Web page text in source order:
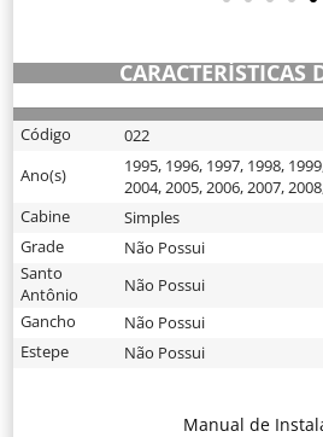
CARACTERÍSTICAS
Código
022
Ano(s)
1995, 1996, 1997, 1998, 1999
2004,2005,2006,2007,2008
Cabine
Simples
Grade
Não Possui
Santo
Antônio
Não Possui
Gancho
Não Possui
Estepe
Não Possui
Manual de